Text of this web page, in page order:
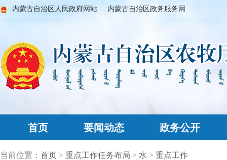
内蒙古自治区人民政府网站 内蒙古自治区政务服务网
首页 要闻动态 政务公开
当前位置： 首页 > 重点工作任务布局 > 水 > 重点工作